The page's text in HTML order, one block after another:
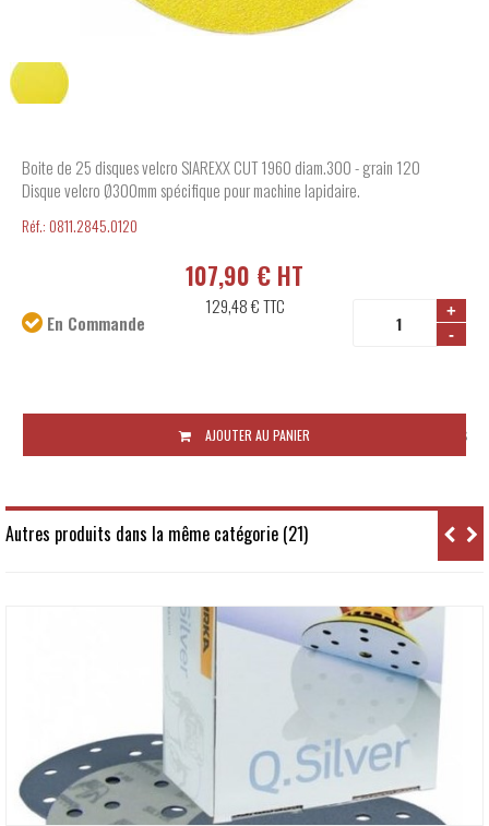
Boite de 25 disques velcro SIAREXX CUT 1960 diam.300 - grain 120
Disque velcro Ø300mm spécifique pour machine lapidaire.
Réf.: 0811.2845.0120
107,90 € HT
129,48 €TTC
+
-
En Commande
Sous 10 jours ouvrés
AJOUTER AU PANIER
Autres produits dans la même catégorie (21)